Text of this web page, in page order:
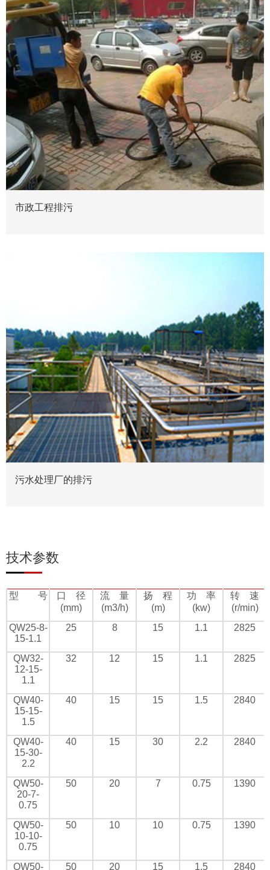
市政工程排污
污水处理厂的排污
技术参数
型 号
口 径
(mm)
流 量
(m3/h)
扬 程
(m)
功 率
(kw)
转 速
(r/min)
QW25-8-
15-1.1
25 8 15 1.1 2825
QW32-
12-15-
1.1
32 12 15 1.1 2825
QW40-
15-15-
1.5
40 15 15 1.5 2840
QW40-
15-30-
2.2
40 15 30 2.2 2840
QW50-
20-7-
0.75
50 20 7 0.75 1390
QW50-
10-10-
0.75
50 10 10 0.75 1390
QW50- 50 20 15 1.5 2840